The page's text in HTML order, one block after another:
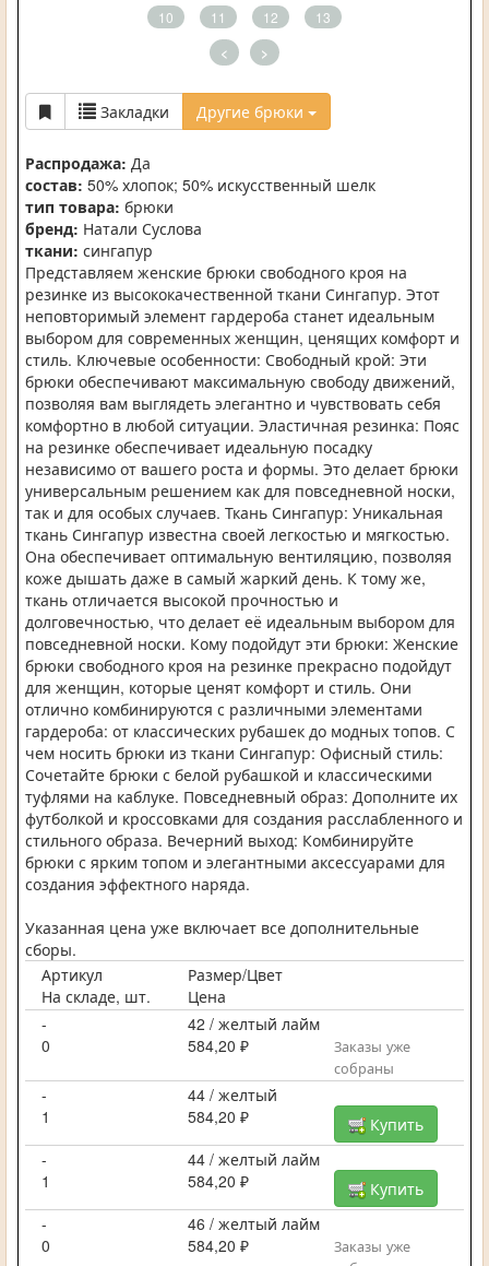
10
11 12 13
< >
Закладки Другие брюки
Распродажа: Да
состав: 50% хлопок; 50% искусственный шелк
тип товара: брюки
бренд: Натали Суслова
ткани: сингапур
Представляем женские брюки свободного кроя на
резинке из высококачественной ткани Сингапур. Этот
неповторимый элемент гардероба станет идеальным
выбором для современных женщин, ценящих комфорт и
стиль. Ключевые особенности: Свободный крой: Эти
брюки обеспечивают максимальную свободу движений,
позволяя вам выглядеть элегантно и чувствовать себя
комфортно в любой ситуации. Эластичная резинка: Пояс
на резинке обеспечивает идеальную посадку
независимо от вашего роста и формы. Это делает брюки
универсальным решением как для повседневной носки,
так и для особых случаев. Ткань Сингапур: Уникальная
ткань Сингапур известна своей легкостью и мягкостью.
Она обеспечивает оптимальную вентиляцию, позволяя
коже дышать даже в самый жаркий день. К тому же,
ткань отличается высокой прочностью и
долговечностью, что делает её идеальным выбором для
повседневной носки. Кому подойдут эти брюки: Женские
брюки свободного кроя на резинке прекрасно подойдут
для женщин, которые ценят комфорт и стиль. Они
отлично комбинируются с различными элементами
гардероба: от классических рубашек до модных топов. С
чем носить брюки из ткани Сингапур: Офисный стиль:
Сочетайте брюки с белой рубашкой и классическими
туфлями на каблуке. Повседневный образ: Дополните их
футболкой и кроссовками для создания расслабленного и
стильного образа. Вечерний выход: Комбинируйте
брюки с ярким топом и элегантными аксессуарами для
создания эффектного наряда.
Указанная цена уже включает все дополнительные
сборы.
Артикул
Размер/Цвет
На складе, шт.
Цена
-
42 / желтый лайм
0
584,20 ₽
Заказы уже
собраны
-
44 / желтый
1
584,20 ₽
Купить
-
44 / желтый лайм
1
584,20 ₽
Купить
-
46 / желтый лайм
0
584,20 ₽
Заказы уже